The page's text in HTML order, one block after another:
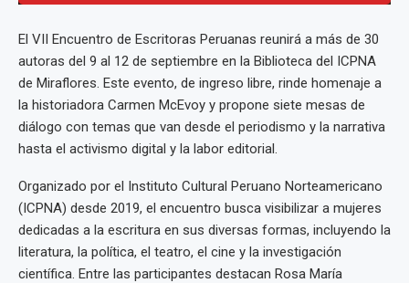
El VII Encuentro de Escritoras Peruanas reunirá a más de 30
autoras del 9 al 12 de septiembre en la Biblioteca del ICPNA
de Miraflores. Este evento, de ingreso libre, rinde homenaje a
la historiadora Carmen McEvoy y propone siete mesas de
diálogo con temas que van desde el periodismo y la narrativa
hasta el activismo digital y la labor editorial.
Organizado por el Instituto Cultural Peruano Norteamericano
(ICPNA) desde 2019, el encuentro busca visibilizar a mujeres
dedicadas a la escritura en sus diversas formas, incluyendo la
literatura, la política, el teatro, el cine y la investigación
científica. Entre las participantes destacan Rosa María